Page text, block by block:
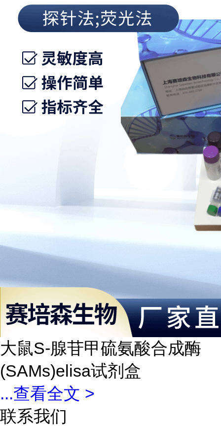
大鼠S-腺苷甲硫氨酸合成酶
(SAMs)elisa试剂盒
...查看全文 >
联系我们